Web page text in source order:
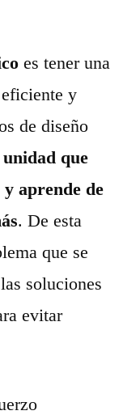
es tener una
y
de diseño
que
aprende de
. De esta
que se
soluciones
evitar